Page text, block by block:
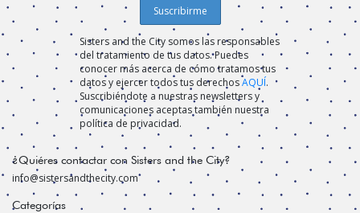
Sisters and the City somos las responsables
del tratamiento de tus datos. Puedes
conocer más acerca de cómo tratamos tus
datos y ejercer todos tus derechosAQUÍ.
Suscribiéndote a nuestras newsletters y
comunicaciones aceptas también nuestra
política de privacidad.
¿Quiéres contactar con Sisters and the City?
info@sistersandthecity.com
Categorías